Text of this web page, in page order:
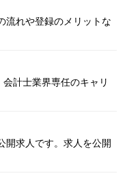
流れや登録のメリットな
計士業界専任のキャリ
開求人です。求人を公開